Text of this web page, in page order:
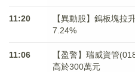
11:20
【異動股】鎢板塊拉
7.24%
11:06
【盈警】瑞威資管
高於300萬元